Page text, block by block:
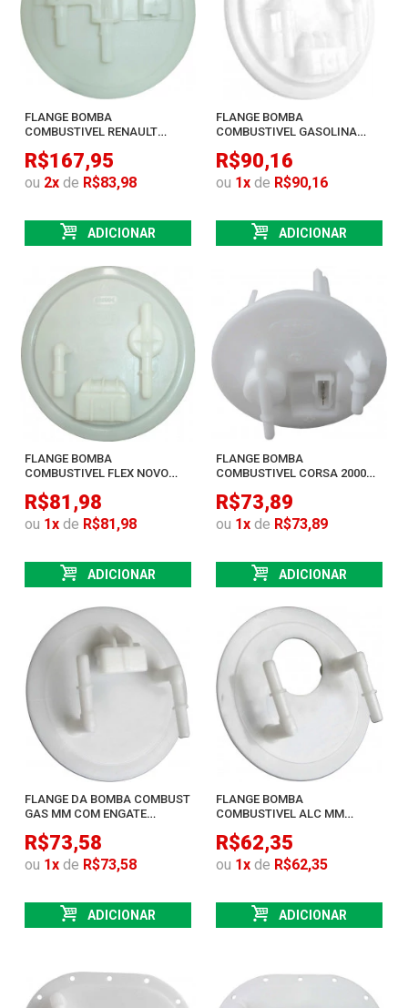
FLANGE BOMBA
COMBUSTIVEL RENAULT
R$167,95
ou 2x de R$83,98
ADICIONAR
FLANGE BOMBA
COMBUSTIVEL GASOLINA
R$90,16
ou 1x de R$90,16
ADICIONAR
FLANGE BOMBA
COMBUSTIVEL FLEX NOVO
R$81,98
ou 1x de R$81,98
ADICIONAR
FLANGE BOMBA
COMBUSTIVEL CORSA 2000
R$73,89
ou 1x de R$73,89
ADICIONAR
FLANGE DA BOMBA COMBUST
GAS MM COM ENGATE
R$73,58
ou 1x de R$73,58
ADICIONAR
FLANGE BOMBA
COMBUSTIVEL ALC MM
R$62,35
ou 1x de R$62,35
ADICIONAR